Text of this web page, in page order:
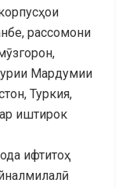
рассомони
Мардумии
Туркия,
иштирок
ифтитоҳ